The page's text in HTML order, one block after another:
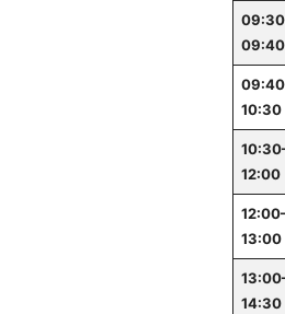
09:40
10:30
12:00
13:00
14:30